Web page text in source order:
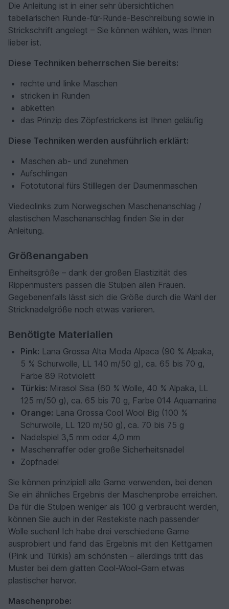
Die Anleitung ist in einer sehr übersichtlichen
tabellarischen Runde-für-Runde-Beschreibung sowie in
Strickschrift angelegt – Sie können wählen, was Ihnen
lieber ist.
Diese Techniken beherrschen Sie bereits:
rechte und linke Maschen
stricken in Runden
abketten
das Prinzip des Zöpfestrickens ist Ihnen geläufig
Diese Techniken werden ausführlich erklärt:
Maschen ab- und zunehmen
Aufschlingen
Fototutorial fürs Stilllegen der Daumenmaschen
Viedeolinks zum Norwegischen Maschenanschlag /
elastischen Maschenanschlag finden Sie in der
Anleitung.
Größenangaben
Einheitsgröße – dank der großen Elastizität des
Rippenmusters passen die Stulpen allen Frauen.
Gegebenenfalls lässt sich die Größe durch die Wahl der
Stricknadelgröße noch etwas variieren.
Benötigte Materialien
Pink: Lana Grossa Alta Moda Alpaca (90 % Alpaka,
5 % Schurwolle, LL 140 m/50 g), ca. 65 bis 70 g,
Farbe 89 Rotviolett
Türkis: Mirasol Sisa (60 % Wolle, 40 % Alpaka, LL
125 m/50 g), ca. 65 bis 70 g, Farbe 014 Aquamarine
Orange: Lana Grossa Cool Wool Big (100 %
Schurwolle, LL 120 m/50 g), ca. 70 bis 75 g
Nadelspiel 3,5 mm oder 4,0 mm
Maschenraffer oder große Sicherheitsnadel
Zopfnadel
Sie können prinzipiell alle Garne verwenden, bei denen
Sie ein ähnliches Ergebnis der Maschenprobe erreichen.
Da für die Stulpen weniger als 100 g verbraucht werden,
können Sie auch in der Restekiste nach passender
Wolle suchen! Ich habe drei verschiedene Garne
ausprobiert und fand das Ergebnis mit den Kettgarnen
(Pink und Türkis) am schönsten – allerdings tritt das
Muster bei dem glatten Cool-Wool-Garn etwas
plastischer hervor.
Maschenprobe: